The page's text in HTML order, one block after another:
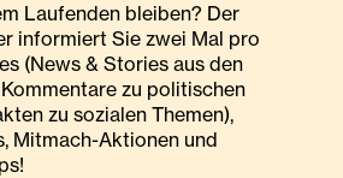
Laufenden bleiben? Der
informiert Sie zwei Mal pro
(News & Stories aus den
zu politischen
zu sozialen Themen),
Mitmach-Aktionen und